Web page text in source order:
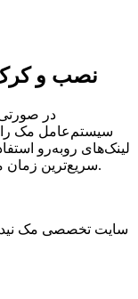
نصب و
در
سیستم‌عامل مک را
لینک‌های رو‌به‌رو
سریع‌ترین زمان ممکن بر روی سیستم شما نصب و کرک شود.
سایت تخصصی مک نید